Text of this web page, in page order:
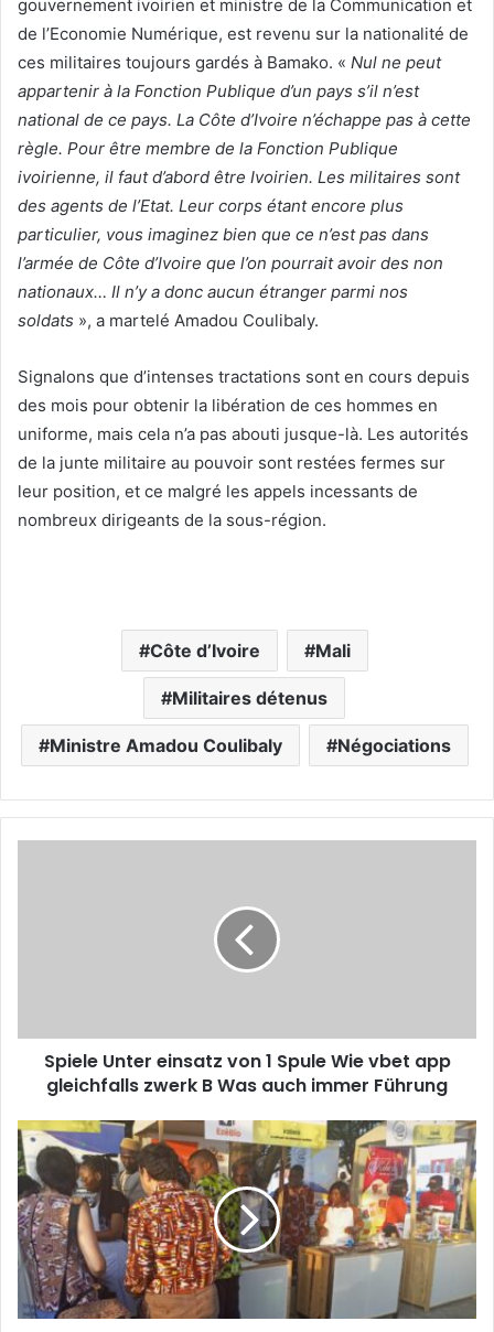
gouvernement ivoirien et ministre de la Communication et
de l’Economie Numérique, est revenu sur la nationalité de
ces militaires toujours gardés à Bamako. « Nul ne peut
appartenir à la Fonction Publique d’un pays s’il n’est
national de ce pays. La Côte d’Ivoire n’échappe pas à cette
règle. Pour être membre de la Fonction Publique
ivoirienne, il faut d’abord être Ivoirien. Les militaires sont
des agents de l’Etat. Leur corps étant encore plus
particulier, vous imaginez bien que ce n’est pas dans
l’armée de Côte d’Ivoire que l’on pourrait avoir des non
nationaux… Il n’y a donc aucun étranger parmi nos
soldats », a martelé Amadou Coulibaly.
Signalons que d’intenses tractations sont en cours depuis
des mois pour obtenir la libération de ces hommes en
uniforme, mais cela n’a pas abouti jusque-là. Les autorités
de la junte militaire au pouvoir sont restées fermes sur
leur position, et ce malgré les appels incessants de
nombreux dirigeants de la sous-région.
Côte d’Ivoire Mali
Militaires détenus
Ministre Amadou Coulibaly Négociations
Spiele Unter einsatz von 1 Spule Wie vbet app
gleichfalls zwerk B Was auch immer Führung